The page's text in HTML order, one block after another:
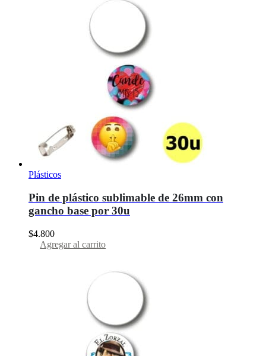
Plásticos
Pin de plástico sublimable de 26mm con
gancho base por 30u
$4.800
Agregar al carrito